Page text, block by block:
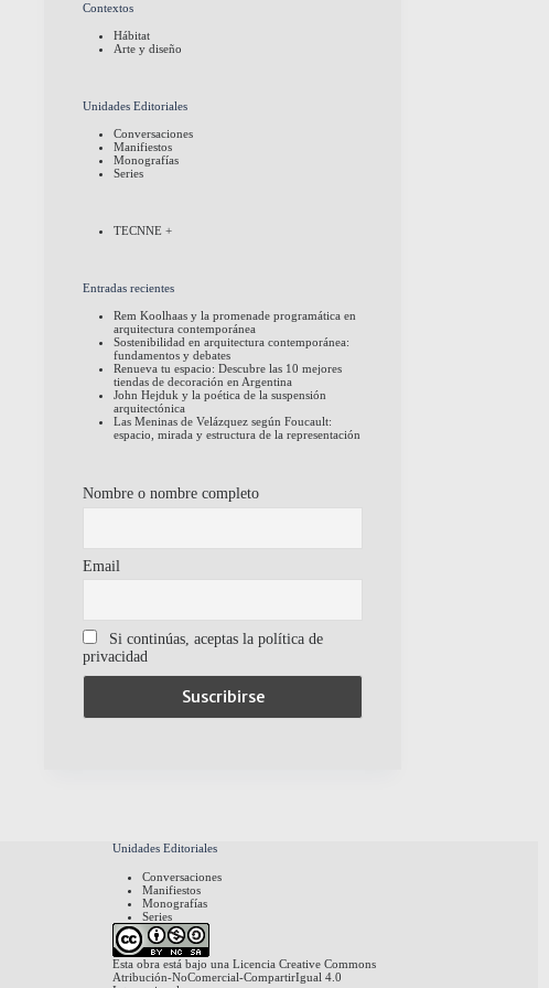
Contextos
Hábitat
Arte y diseño
Unidades Editoriales
Conversaciones
Manifiestos
Monografías
Series
TECNNE +
Entradas recientes
Rem Koolhaas y la promenade programática en
arquitectura contemporánea
Sostenibilidad en arquitectura contemporánea:
fundamentos y debates
Renueva tu espacio: Descubre las 10 mejores
tiendas de decoración en Argentina
John Hejduk y la poética de la suspensión
arquitectónica
Las Meninas de Velázquez según Foucault:
espacio, mirada y estructura de la representación
Nombre o nombre completo
Email
Si continúas, aceptas la política de
privacidad
Unidades Editoriales
Conversaciones
Manifiestos
Monografías
Series
Esta obra está bajo una Licencia Creative Commons
Atribución-NoComercial-CompartirIgual 4.0